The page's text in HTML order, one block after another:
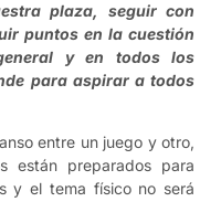
plaza, seguir con
puntos en la cuestión
y en todos los
para aspirar a todos
entre un juego y otro,
están preparados para
y el tema físico no será